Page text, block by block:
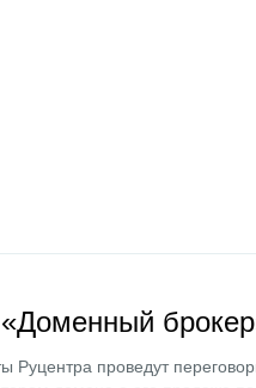
«Доменный
Руцентра проведут